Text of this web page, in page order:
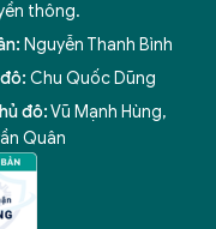
thông.
Nguyễn Thanh Bình
Chu Quốc Dũng
đô:Vũ Mạnh Hùng,
Quân
xử lý điểm nghẽn của